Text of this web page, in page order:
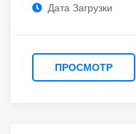
Дата Загрузки
ПРОСМОТР